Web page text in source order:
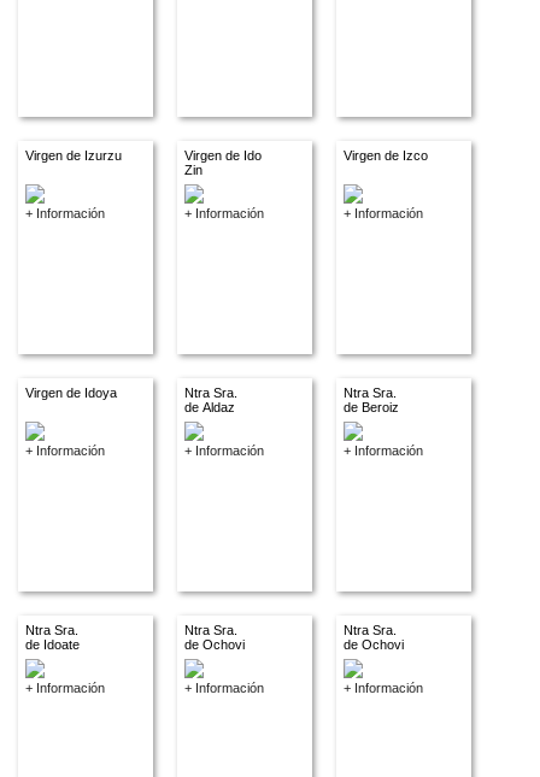
Virgen de Izurzu
+ Información
Virgen de Ido
Zin
+ Información
Virgen de Izco
+ Información
Virgen de Idoya
+ Información
Ntra Sra.
de Aldaz
+ Información
Ntra Sra.
de Beroiz
+ Información
Ntra Sra.
de Idoate
+ Información
Ntra Sra.
de Ochovi
+ Información
Ntra Sra.
de Ochovi
+ Información